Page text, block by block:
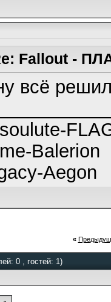
Fallout -
всё
Balerion
Aegon
«
0 , гостей: 1)